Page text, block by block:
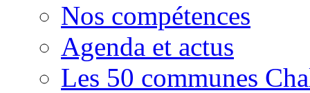
Nos compétences
Agenda et actus
Les 50 communes